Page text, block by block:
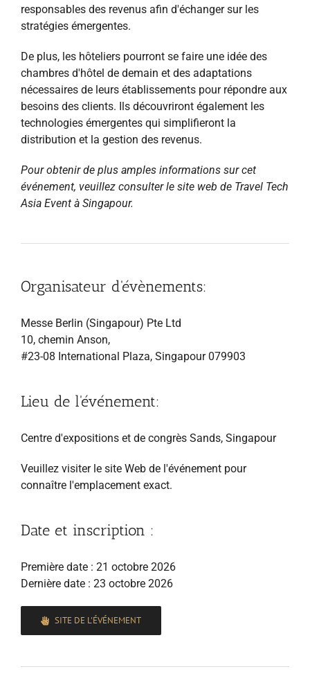
responsables des revenus afin d'échanger sur les
stratégies émergentes.
De plus, les hôteliers pourront se faire une idée des
chambres d'hôtel de demain et des adaptations
nécessaires de leurs établissements pour répondre aux
besoins des clients. Ils découvriront également les
technologies émergentes qui simplifieront la
distribution et la gestion des revenus.
Pour obtenir de plus amples informations sur cet
événement, veuillez consulter le site web de Travel Tech
Asia Event à Singapour.
Organisateur d'évènements:
Messe Berlin (Singapour) Pte Ltd
10, chemin Anson,
#23-08 International Plaza, Singapour 079903
Lieu de l'événement:
Centre d'expositions et de congrès Sands, Singapour
Veuillez visiter le site Web de l'événement pour
connaître l'emplacement exact.
Date et inscription :
Première date : 21 octobre 2026
Dernière date : 23 octobre 2026
SITE DE L'ÉVÉNEMENT